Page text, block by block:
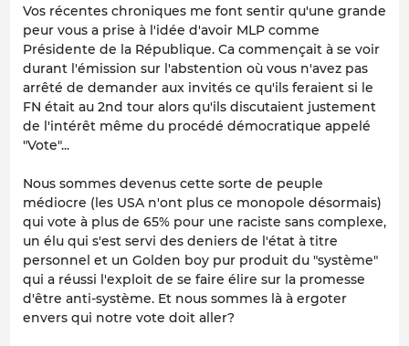
Vos récentes chroniques me font sentir qu'une grande
peur vous a prise à l'idée d'avoir MLP comme
Présidente de la République. Ca commençait à se voir
durant l'émission sur l'abstention où vous n'avez pas
arrêté de demander aux invités ce qu'ils feraient si le
FN était au 2nd tour alors qu'ils discutaient justement
de l'intérêt même du procédé démocratique appelé
"Vote"...
Nous sommes devenus cette sorte de peuple
médiocre (les USA n'ont plus ce monopole désormais)
qui vote à plus de 65% pour une raciste sans complexe,
un élu qui s'est servi des deniers de l'état à titre
personnel et un Golden boy pur produit du "système"
qui a réussi l'exploit de se faire élire sur la promesse
d'être anti-système. Et nous sommes là à ergoter
envers qui notre vote doit aller?